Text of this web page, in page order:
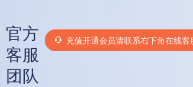
官方
客服
团队
充值开通会员请联系右下角在线客